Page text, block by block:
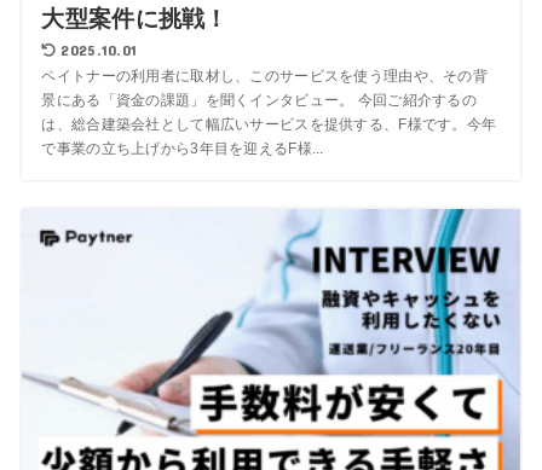
大型案件に挑戦！
2025.10.01
ペイトナーの利用者に取材し、このサービスを使う理由や、その背
景にある「資金の課題」を聞くインタビュー。 今回ご紹介するの
は、総合建築会社として幅広いサービスを提供する、F様です。今年
で事業の立ち上げから3年目を迎えるF様...